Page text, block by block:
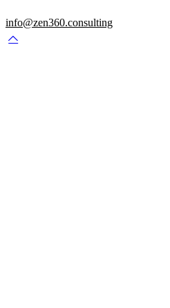
info@zen360.consulting